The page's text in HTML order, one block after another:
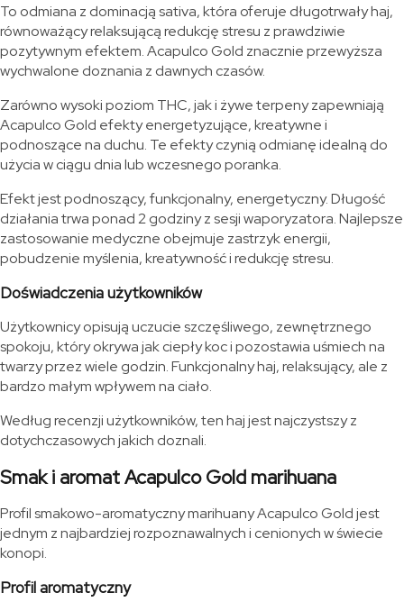
To odmiana z dominacją sativa, która oferuje długotrwały haj,
równoważący relaksującą redukcję stresu z prawdziwie
pozytywnym efektem. Acapulco Gold znacznie przewyższa
wychwalone doznania z dawnych czasów.
Zarówno wysoki poziom THC, jak i żywe terpeny zapewniają
Acapulco Gold efekty energetyzujące, kreatywne i
podnoszące na duchu. Te efekty czynią odmianę idealną do
użycia w ciągu dnia lub wczesnego poranka.
Efekt jest podnoszący, funkcjonalny, energetyczny. Długość
działania trwa ponad 2 godziny z sesji waporyzatora. Najlepsze
zastosowanie medyczne obejmuje zastrzyk energii,
pobudzenie myślenia, kreatywność i redukcję stresu.
Doświadczenia użytkowników
Użytkownicy opisują uczucie szczęśliwego, zewnętrznego
spokoju, który okrywa jak ciepły koc i pozostawia uśmiech na
twarzy przez wiele godzin. Funkcjonalny haj, relaksujący, ale z
bardzo małym wpływem na ciało.
Według recenzji użytkowników, ten haj jest najczystszy z
dotychczasowych jakich doznali.
Smak i aromat Acapulco Gold marihuana
Profil smakowo-aromatyczny marihuany Acapulco Gold jest
jednym z najbardziej rozpoznawalnych i cenionych w świecie
konopi.
Profil aromatyczny